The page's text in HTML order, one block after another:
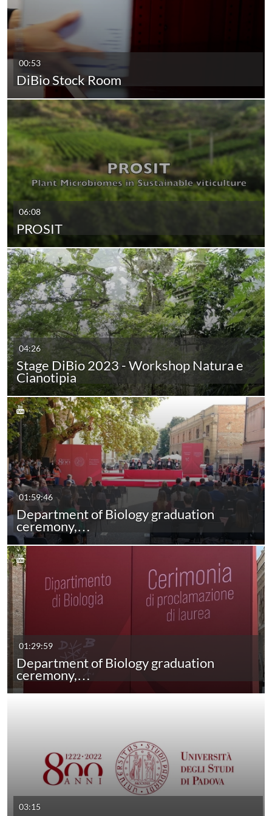
sette corsi di laurea magistrale in Biologia, Biologia
molecolare e biomedica, Biotecnologie, Scienze
naturali e Biologia marina ed evolutiva. Al
Dipartimento fa anche capo la Scuola di Dottorato
in Bioscienze e biotecnologie.
Il Dipartimento di Biologia è stato selezionato
dall’ANVURcome Dipartimento d’Eccellenza e
riceverà, nel quinquennio 2018-2022, un
finanziamento per rafforzare l’attività di ricerca e
sviluppare una didattica d’eccellenza.
Pagina Web
e-learning
#dibio #biologia
#biology
#bio
00:53
DiBio Stock Room
06:08
PROSIT
04:26
Stage DiBio 2023 - Workshop Natura e
Cianotipia
01:59:46
Department of Biology graduation
ceremony,…
01:29:59
Department of Biology graduation
ceremony,…
03:15